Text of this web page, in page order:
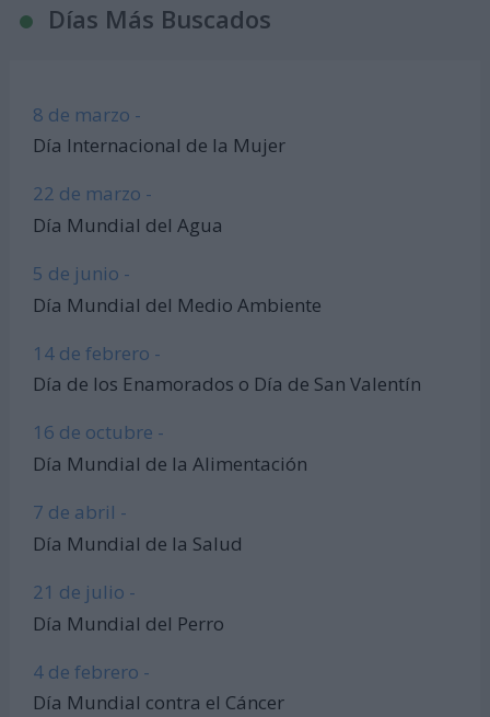
Días Más Buscados
8 de marzo -
Día Internacional de la Mujer
22 de marzo -
Día Mundial del Agua
5 de junio -
Día Mundial del Medio Ambiente
14 de febrero -
Día de los Enamorados o Día de San Valentín
16 de octubre -
Día Mundial de la Alimentación
7 de abril -
Día Mundial de la Salud
21 de julio -
Día Mundial del Perro
4 de febrero -
Día Mundial contra el Cáncer